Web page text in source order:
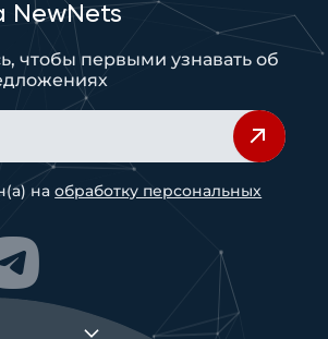
NewNets
чтобы первыми узнавать об
наобработку персональных